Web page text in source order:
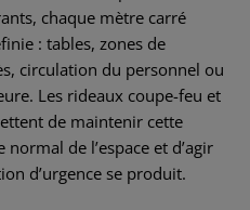
chaque mètre carré
: tables, zones de
circulation du personnel ou
Les rideaux coupe-feu et
de maintenir cette
de l’espace et d’agir
d’urgence se produit.